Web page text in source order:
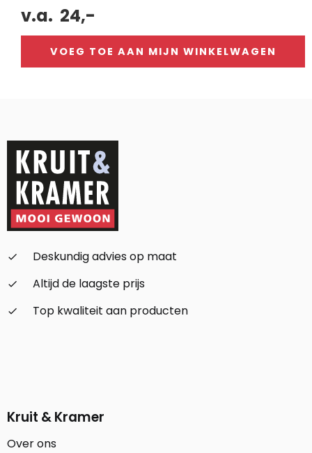
v.a. 24,-
VOEG TOE AAN MIJN WINKELWAGEN
check_small
Deskundig advies op maat
check_small
Altijd de laagste prijs
check_small
Top kwaliteit aan producten
Kruit & Kramer
Over ons